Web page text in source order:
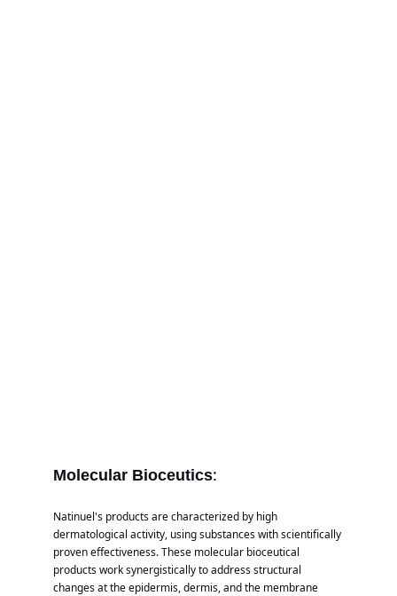
Molecular Bioceutics:
Natinuel's products are characterized by high
dermatological activity, using substances with scientifically
proven effectiveness. These molecular bioceutical
products work synergistically to address structural
changes at the epidermis, dermis, and the membrane